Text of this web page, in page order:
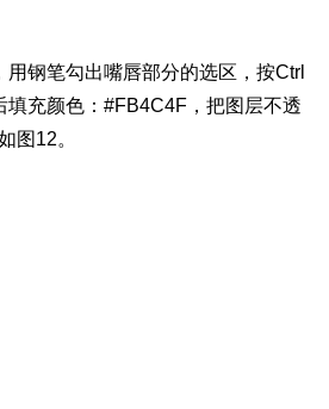
钢笔勾出嘴唇部分的选区，按Ctrl
填充颜色：#FB4C4F，把图层不透
图12。